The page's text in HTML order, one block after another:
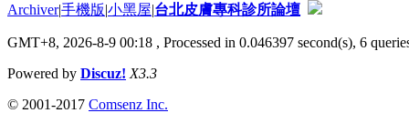
Archiver|手機版|小黑屋|台北皮膚專科診所論壇
GMT+8, 2026-8-9 00:18 , Processed in 0.046397 second(s), 6
Powered by Discuz! X3.3
© 2001-2017 Comsenz Inc.